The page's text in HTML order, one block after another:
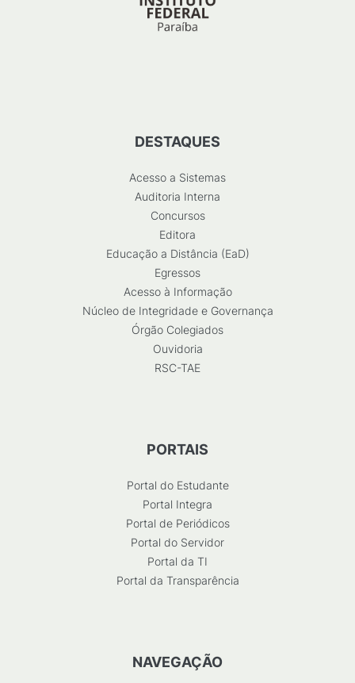
DESTAQUES
Acesso a Sistemas
Auditoria Interna
Concursos
Editora
Educação a Distância (EaD)
Egressos
Acesso à Informação
Núcleo de Integridade e Governança
Órgão Colegiados
Ouvidoria
RSC-TAE
PORTAIS
Portal do Estudante
Portal Integra
Portal de Periódicos
Portal do Servidor
Portal da TI
Portal da Transparência
NAVEGAÇÃO